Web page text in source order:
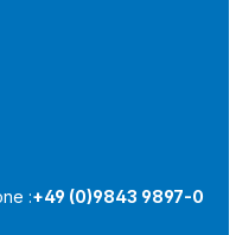
:+49 (0)9843 9897-0